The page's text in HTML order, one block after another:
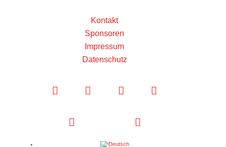
Kontakt
Sponsoren
Impressum
Datenschutz